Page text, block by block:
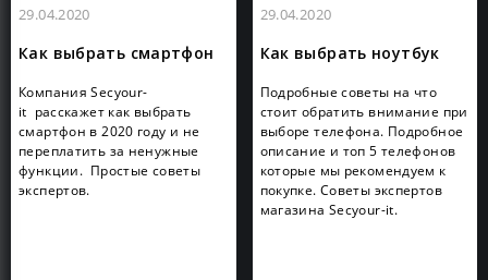
29.04.2020
Как выбрать смартфон
Компания Secyour-
it расскажет как выбрать
смартфон в 2020 году и не
переплатить за ненужные
функции. Простые советы
экспертов.
29.04.2020
Как выбрать ноутбук
Подробные советы на что
стоит обратить внимание при
выборе телефона. Подробное
описание и топ 5 телефонов
которые мы рекомендуем к
покупке. Советы экспертов
магазина Secyour-it.